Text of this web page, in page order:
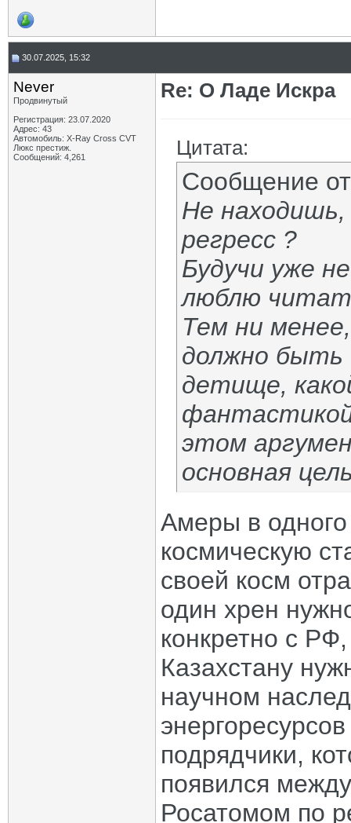
30.07.2025, 15:32
Never
Продвинутый
Регистрация: 23.07.2020
Адрес: 43
Автомобиль: X-Ray Cross CVT
Люкс престиж.
Сообщений: 4,261
Re: О Ладе Искра
Цитата:
Сообщение
Не
регресс ?
Будучи уже
люблю
Тем ни
должно быть
детище,
этом
основная
Амеры в
космическую
своей косм
один хрен
конкретно с
Казахстану
научном
подрядчики,
появился
Росатомом по